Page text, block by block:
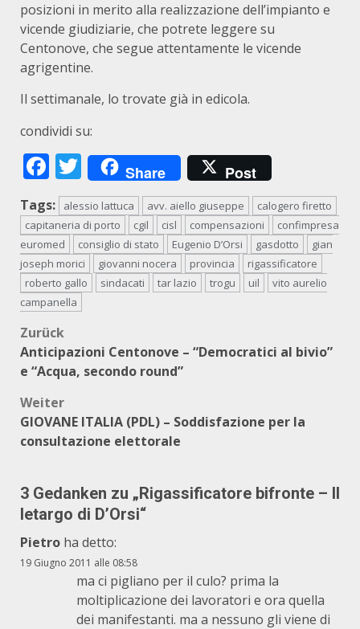
posizioni in merito alla realizzazione dell’impianto e
vicende giudiziarie, che potrete leggere su
Centonove, che segue attentamente le vicende
agrigentine.
Il settimanale, lo trovate già in edicola.
condividi su:
Facebook
Twitter
Share Post
Tags: alessio lattuca avv. aiello giuseppe
calogero firetto
capitaneria di porto
cgil cisl compensazioni
confimpresa
euromed
consiglio di stato Eugenio D’Orsi gasdotto
gian
joseph morici
giovanni nocera provincia
rigassificatore
roberto gallo
sindacati tar lazio trogu uil
vito aurelio
campanella
Beitragsnavigation
Zurück
Anticipazioni Centonove – “Democratici al bivio”
e “Acqua, secondo round”
Weiter
GIOVANE ITALIA (PDL) – Soddisfazione per la
consultazione elettorale
3 Gedanken zu „Rigassificatore bifronte – Il
letargo di D’Orsi“
Pietro ha detto:
19 Giugno 2011 alle 08:58
ma ci pigliano per il culo? prima la
moltiplicazione dei lavoratori e ora quella
dei manifestanti. ma a nessuno gli viene di